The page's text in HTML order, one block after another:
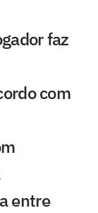
faz
com
entre